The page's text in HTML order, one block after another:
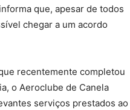
que, apesar de todos
chegar a um acordo
recentemente completou
o Aeroclube de Canela
serviços prestados ao